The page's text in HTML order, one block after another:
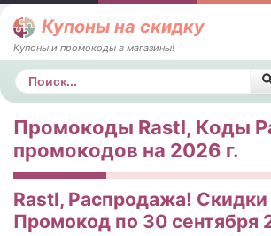
Купоны на скидку
Купоны и промокоды в магазины!
Поиск
Промокоды Rastl, Коды
промокодов на 2026 г.
Rastl, Распродажа! Скидки
Промокод по 30 сентября